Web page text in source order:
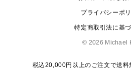
プライバシーポ
特定商取引法に基
© 2026 Michael
税込20,000円以上のご注文で送